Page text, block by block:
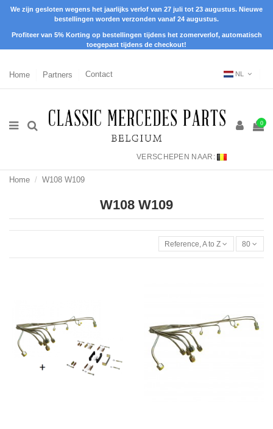
We zijn gesloten wegens het jaarlijks verlof van 27 juli tot 23 augustus. Nieuwe
bestellingen worden verzonden vanaf 24 augustus.
Profiteer van 5% Korting op bestellingen tijdens het zomerverlof, automatisch
toegepast tijdens de checkout!
Home Partners Contact NL
0
VERSCHEPEN NAAR:
Home W108 W109
W108 W109
Reference, A to Z 80